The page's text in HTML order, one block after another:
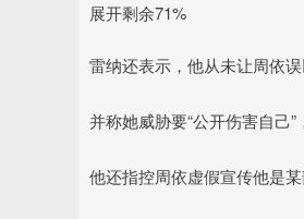
展开剩余71%
雷纳还表示，他从未让周依
并称她威胁要“公开伤害自己
他还指控周依虚假宣传他是某